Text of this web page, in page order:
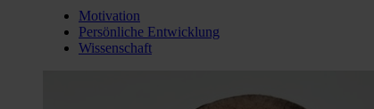
Motivation
Persönliche Entwicklung
Wissenschaft